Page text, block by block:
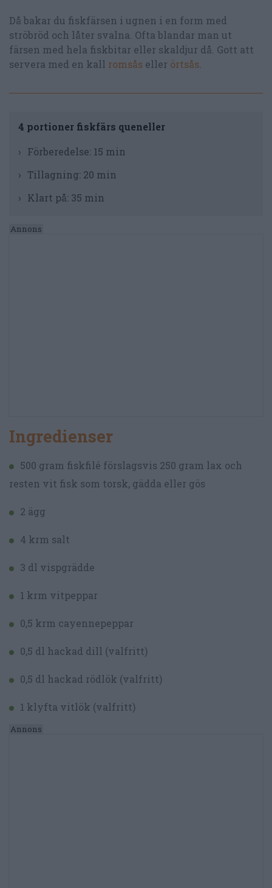
Då bakar du fiskfärsen i ugnen i en form med
ströbröd och låter svalna. Ofta blandar man ut
färsen med hela fiskbitar eller skaldjur då. Gott att
servera med en kall romsås eller örtsås
4 portioner fiskfärs queneller
Förberedelse: 15 min
Tillagning: 20 min
Klart på: 35 min
Ingredienser
500 gram fiskfilé förslagsvis 250 gram lax och
resten vit fisk som torsk, gädda eller gös
2 ägg
4 krm salt
3 dl vispgrädde
1 krm vitpeppar
0,5 krm cayennepeppar
0,5 dl hackad dill (valfritt)
0,5 dl hackad rödlök (valfritt)
1 klyfta vitlök (valfritt)